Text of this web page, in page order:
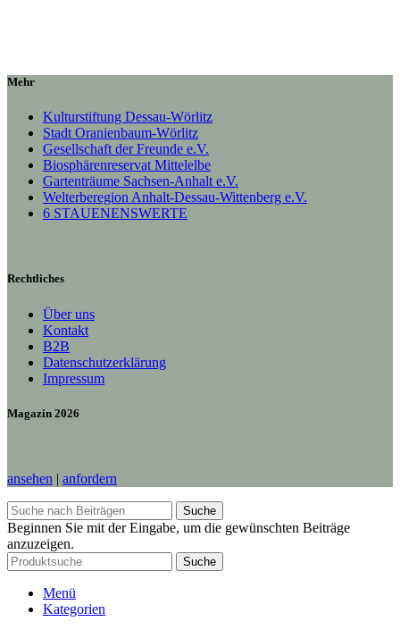
Mehr
Kulturstiftung Dessau-Wörlitz
Stadt Oranienbaum-Wörlitz
Gesellschaft der Freunde e.V.
Biosphärenreservat Mittelelbe
Gartenträume Sachsen-Anhalt e.V.
Welterberegion Anhalt-Dessau-Wittenberg e.V.
6 STAUENENSWERTE
Rechtliches
Über uns
Kontakt
B2B
Datenschutzerklärung
Impressum
Magazin 2026
ansehen | anfordern
Suche
Beginnen Sie mit der Eingabe, um die gewünschten Beiträge
anzuzeigen.
Suche
Menü
Kategorien